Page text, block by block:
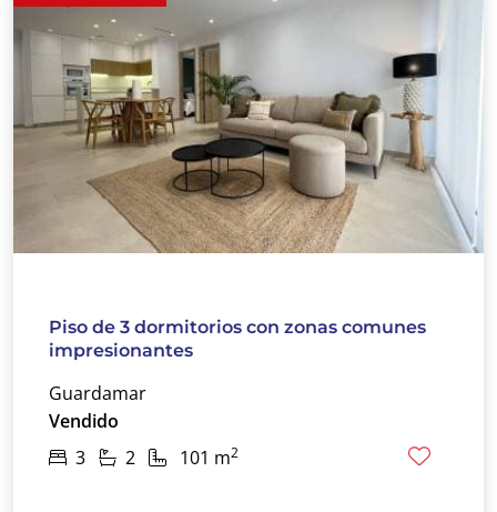
Piso de 3 dormitorios con zonas comunes
impresionantes
Guardamar
Vendido
3
2 101 m2